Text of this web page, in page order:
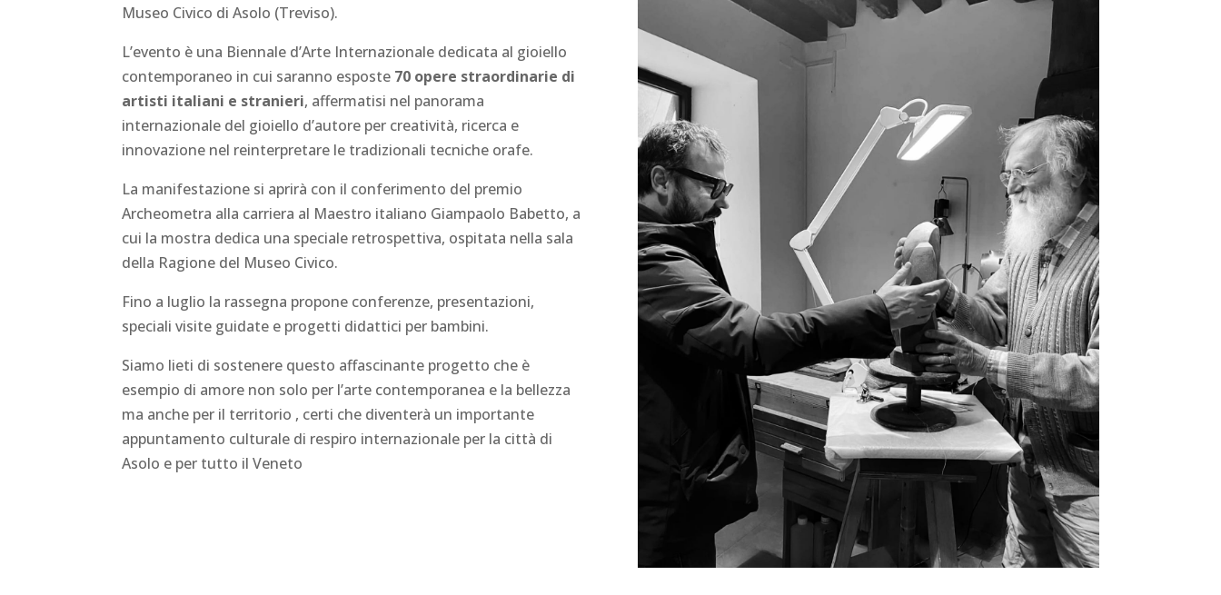
Museo Civico di Asolo (Treviso).
L’evento è una Biennale d’Arte Internazionale dedicata al gioiello
contemporaneo in cui saranno esposte 70 opere straordinarie di
artisti italiani e stranieri, affermatisi nel panorama
internazionale del gioiello d’autore per creatività, ricerca e
innovazione nel reinterpretare le tradizionali tecniche orafe.
La manifestazione si aprirà con il conferimento del premio
Archeometra alla carriera al Maestro italiano Giampaolo Babetto, a
cui la mostra dedica una speciale retrospettiva, ospitata nella sala
della Ragione del Museo Civico.
Fino a luglio la rassegna propone conferenze, presentazioni,
speciali visite guidate e progetti didattici per bambini.
Siamo lieti di sostenere questo affascinante progetto che è
esempio di amore non solo per l’arte contemporanea e la bellezza
ma anche per il territorio , certi che diventerà un importante
appuntamento culturale di respiro internazionale per la città di
Asolo e per tutto il Veneto